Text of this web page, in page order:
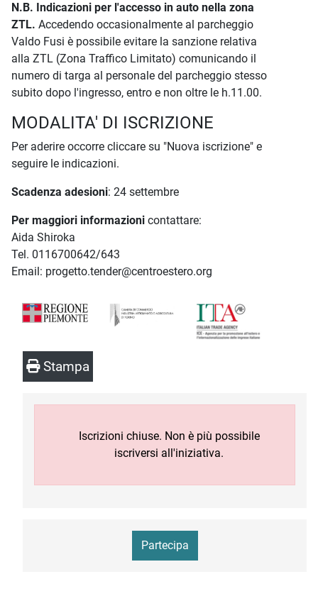
N.B. Indicazioni per l'accesso in auto nella zona
ZTL. Accedendo occasionalmente al parcheggio
Valdo Fusi è possibile evitare la sanzione relativa
alla ZTL (Zona Traffico Limitato) comunicando il
numero di targa al personale del parcheggio stesso
subito dopo l'ingresso, entro e non oltre le h.11.00.
MODALITA' DI ISCRIZIONE
Per aderire occorre cliccare su "Nuova iscrizione" e
seguire le indicazioni.
Scadenza adesioni: 24 settembre
Per maggiori informazioni contattare:
Aida Shiroka
Tel. 0116700642/643
Email: progetto.tender@centroestero.org
Stampa
Iscrizioni chiuse. Non è più possibile
iscriversi all'iniziativa.
Partecipa